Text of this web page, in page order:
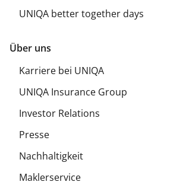
UNIQA better together days
Über uns
Karriere bei UNIQA
UNIQA Insurance Group
Investor Relations
Presse
Nachhaltigkeit
Maklerservice